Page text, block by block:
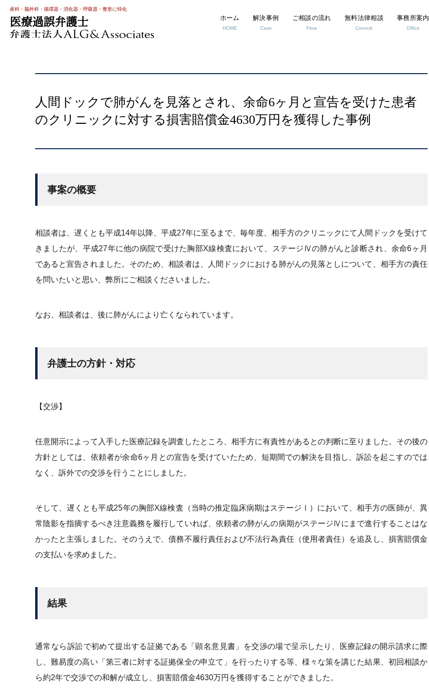
産科・脳外科・循環器・消化器・呼吸器・整形に特化
医療過誤弁護士 ホーム
HOME
解決事例
Case
ご相談の流れ
Flow
無料法律相談
Consult
事務所案内
Office
人間ドックで肺がんを見落とされ、余命6ヶ月と宣告を受けた患者
のクリニックに対する損害賠償金4630万円を獲得した事例
事案の概要
相談者は、遅くとも平成14年以降、平成27年に至るまで、毎年度、相手方のクリニックにて人間ドックを受けて
きましたが、平成27年に他の病院で受けた胸部X線検査において、ステージⅣの肺がんと診断され、余命6ヶ月
であると宣告されました。そのため、相談者は、人間ドックにおける肺がんの見落としについて、相手方の責任
を問いたいと思い、弊所にご相談くださいました。
なお、相談者は、後に肺がんにより亡くなられています。
弁護士の方針・対応
【交渉】
任意開示によって入手した医療記録を調査したところ、相手方に有責性があるとの判断に至りました。その後の
方針としては、依頼者が余命6ヶ月との宣告を受けていたため、短期間での解決を目指し、訴訟を起こすのでは
なく、訴外での交渉を行うことにしました。
そして、遅くとも平成25年の胸部X線検査（当時の推定臨床病期はステージⅠ）において、相手方の医師が、異
常陰影を指摘するべき注意義務を履行していれば、依頼者の肺がんの病期がステージⅣにまで進行することはな
かったと主張しました。そのうえで、債務不履行責任および不法行為責任（使用者責任）を追及し、損害賠償金
の支払いを求めました。
結果
通常なら訴訟で初めて提出する証拠である「顕名意見書」を交渉の場で呈示したり、医療記録の開示請求に際
し、難易度の高い「第三者に対する証拠保全の申立て」を行ったりする等、様々な策を講じた結果、初回相談か
ら約2年で交渉での和解が成立し、損害賠償金4630万円を獲得することができました。